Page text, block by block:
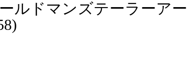
ルドマンズテーラーアー